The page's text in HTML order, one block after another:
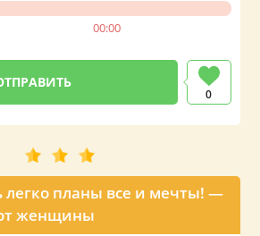
00:00
0
легко планы все и мечты! —
женщины